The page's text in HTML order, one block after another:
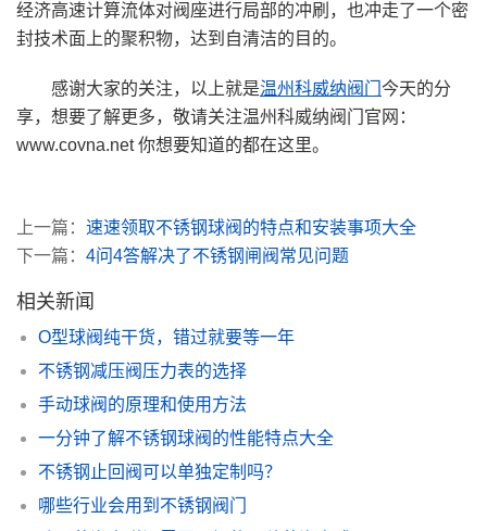
经济高速计算流体对阀座进行局部的冲刷，也冲走了一个密
封技术面上的聚积物，达到自清洁的目的。
感谢大家的关注，以上就是温州科威纳阀门 今天的分
享，想要了解更多，敬请关注温州科威纳阀门官网：
www.covna.net 你想要知道的都在这里。
上一篇： 速速领取不锈钢球阀的特点和安装事项大全
下一篇： 4问4答解决了不锈钢闸阀常见问题
相关新闻
O型球阀纯干货，错过就要等一年
不锈钢减压阀压力表的选择
手动球阀的原理和使用方法
一分钟了解不锈钢球阀的性能特点大全
不锈钢止回阀可以单独定制吗？
哪些行业会用到不锈钢阀门